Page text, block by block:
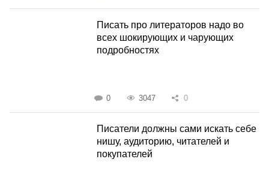
Писать про литераторов надо во
всех шокирующих и чарующих
подробностях
0 3047 0
Писатели должны сами искать себе
нишу, аудиторию, читателей и
покупателей